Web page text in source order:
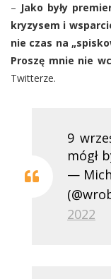
– Jako były
kryzysem i
nie czas na
Proszę mnie nie
Twitterze.
9
mógł
—
2022